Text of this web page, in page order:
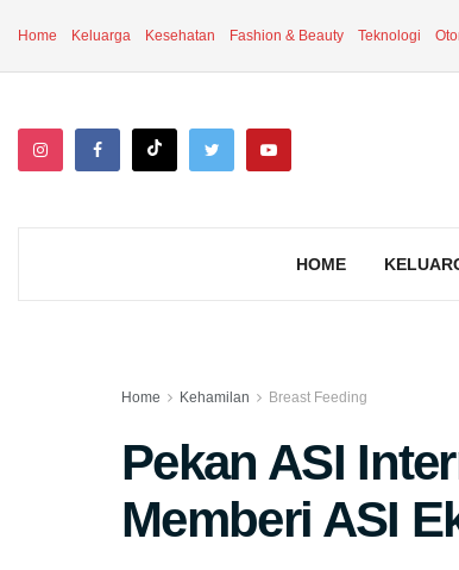
Home Keluarga Kesehatan Fashion & Beauty Teknologi
HOME
Home Kehamilan Breast Feeding
Pekan ASI
Memberi ASI